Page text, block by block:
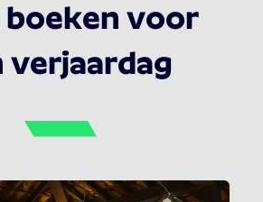
boeken voor
verjaardag